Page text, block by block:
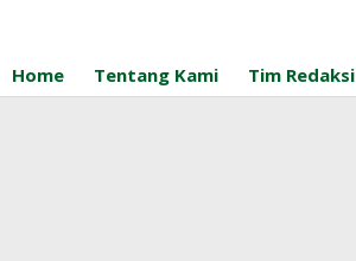
konten
Home Tentang Kami Tim Redaksi